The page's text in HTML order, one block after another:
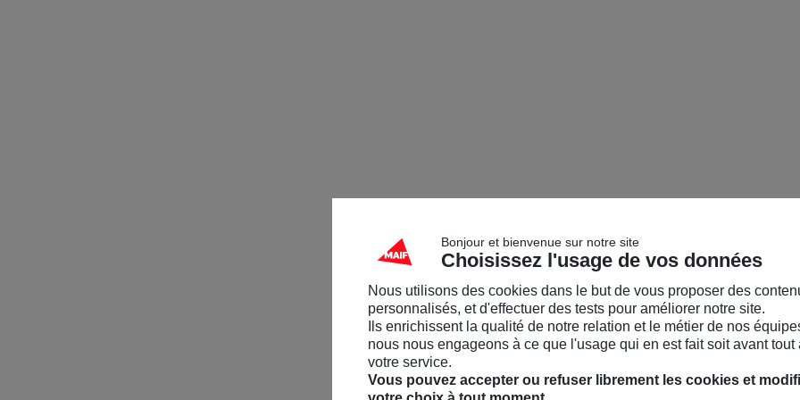
Bonjour et bienvenue sur notre site
Choisissez l'usage de vos données
Nous utilisons des cookies dans le but de vous proposer des
personnalisés, et d'effectuer des tests pour améliorer notre site.
Ils enrichissent la qualité de notre relation et le métier de nos
nous nous engageons à ce que l'usage qui en est fait soit avant tout
votre service.
Vous pouvez accepter ou refuser librement les cookies et